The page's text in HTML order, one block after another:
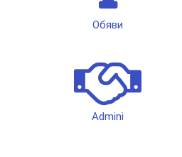
Обяви
Admini